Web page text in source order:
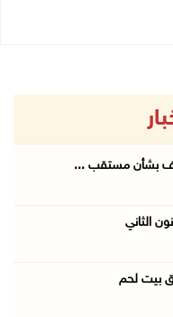
بشأن مستقب ...
الثاني
بيت لحم